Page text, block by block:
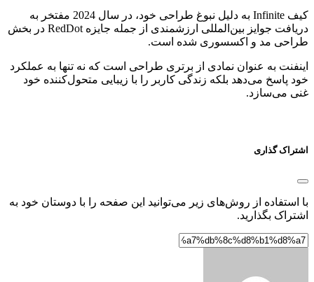
کیف Infinite به دلیل نبوغ طراحی خود، در سال 2024 مفتخر به
دریافت جوایز بین‌المللی ارزشمندی از جمله جایزه RedDot در بخش
طراحی مد و اکسسوری شده است.
اینفنت به عنوان نمادی از برتری طراحی است که نه تنها به عملکرد
خود پاسخ می‌دهد بلکه زندگی کاربر را با زیبایی متحول‌کننده خود
غنی می‌سازد.
اشتراک گذاری
با استفاده از روش‌های زیر می‌توانید این صفحه را با دوستان خود به
اشتراک بگذارید.